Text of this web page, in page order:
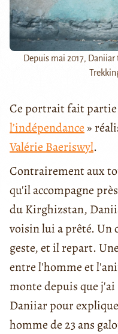
Depuis mai 2017,
Ce portrait fait partie
l’indépendance »
Valérie Baeriswyl.
Contrairement aux
qu'il accompagne
du Kirghizstan,
voisin lui a prêté. Un
geste, et il repart.
entre l'homme et
monte depuis que
Daniiar pour
homme de 23 ans